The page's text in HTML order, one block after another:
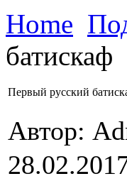
Home
батискаф
Первый русский
Автор: